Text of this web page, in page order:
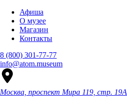
Афиша
О музее
Магазин
Контакты
8 (800) 301-77-77
info@atom.museum
Москва, проспект Мира 119, стр. 19А